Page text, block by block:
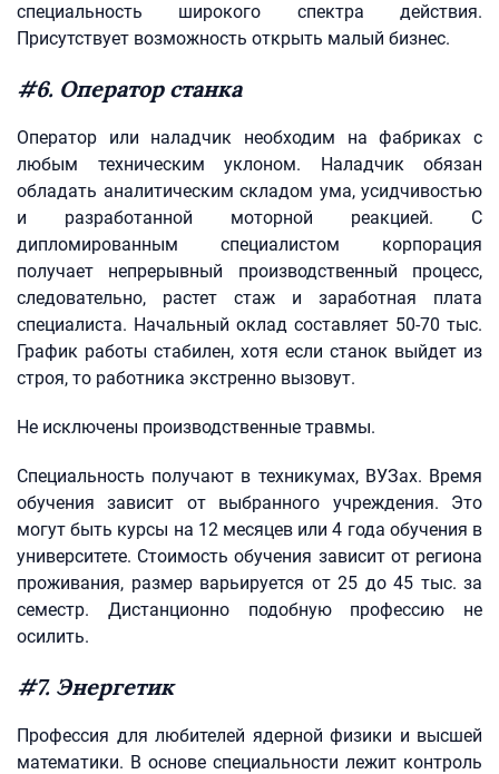
специальность широкого спектра действия.
Присутствует возможность открыть малый бизнес.
#6. Оператор станка
Оператор или наладчик необходим на фабриках с
любым техническим уклоном. Наладчик обязан
обладать аналитическим складом ума, усидчивостью
и разработанной моторной реакцией. С
дипломированным специалистом корпорация
получает непрерывный производственный процесс,
следовательно, растет стаж и заработная плата
специалиста. Начальный оклад составляет 50-70 тыс.
График работы стабилен, хотя если станок выйдет из
строя, то работника экстренно вызовут.
Не исключены производственные травмы.
Специальность получают в техникумах, ВУЗах. Время
обучения зависит от выбранного учреждения. Это
могут быть курсы на 12 месяцев или 4 года обучения в
университете. Стоимость обучения зависит от региона
проживания, размер варьируется от 25 до 45 тыс. за
семестр. Дистанционно подобную профессию не
осилить.
#7. Энергетик
Профессия для любителей ядерной физики и высшей
математики. В основе специальности лежит контроль